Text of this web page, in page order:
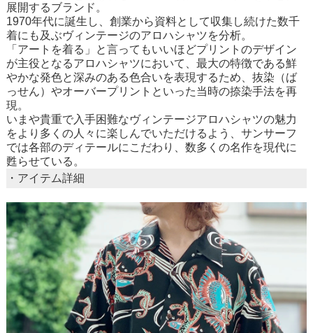
展開するブランド。
1970年代に誕生し、創業から資料として収集し続けた数千
着にも及ぶヴィンテージのアロハシャツを分析。
「アートを着る」と言ってもいいほどプリントのデザイン
が主役となるアロハシャツにおいて、最大の特徴である鮮
やかな発色と深みのある色合いを表現するため、抜染（ば
っせん）やオーバープリントといった当時の捺染手法を再
現。
いまや貴重で入手困難なヴィンテージアロハシャツの魅力
をより多くの人々に楽しんでいただけるよう、サンサーフ
では各部のディテールにこだわり、数多くの名作を現代に
甦らせている。
・アイテム詳細